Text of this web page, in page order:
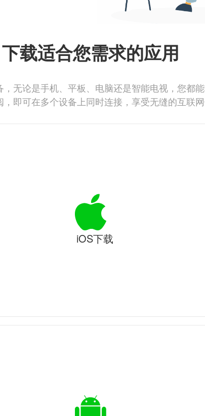
下载适合您需求的应用
无论是手机、平板、电脑还是智能电视，您都能
即可在多个设备上同时连接，享受无缝的互联网
iOS下载